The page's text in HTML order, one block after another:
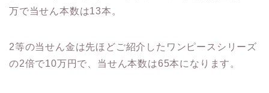
万で当せん本数は13本。
2等の当せん金は先ほどご紹介したワンピースシリーズ
の2倍で10万円で、当せん本数は65本になります。